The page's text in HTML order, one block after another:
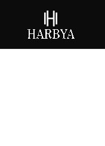
المحتوى